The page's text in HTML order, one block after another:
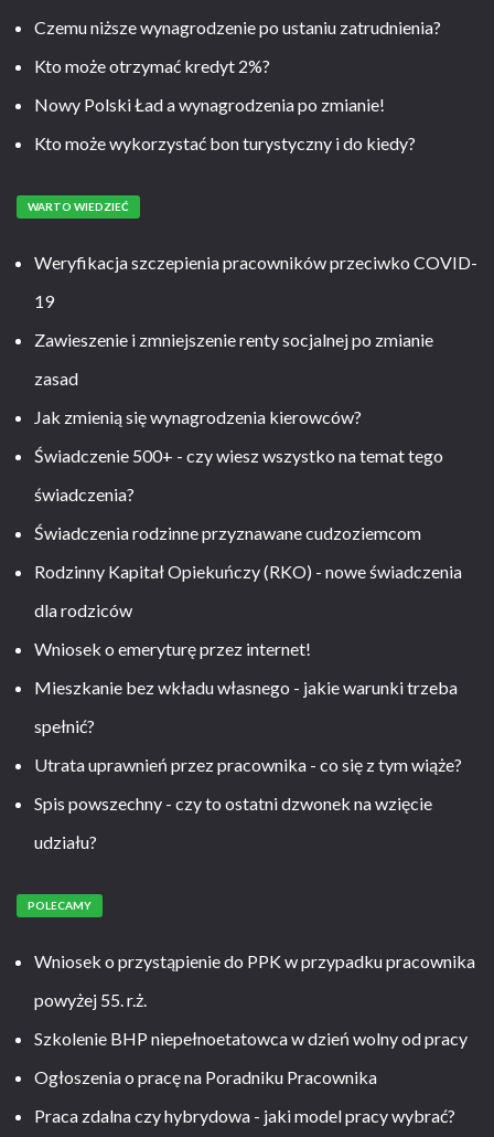
Czemu niższe wynagrodzenie po ustaniu zatrudnienia?
Kto może otrzymać kredyt 2%?
Nowy Polski Ład a wynagrodzenia po zmianie!
Kto może wykorzystać bon turystyczny i do kiedy?
WARTO WIEDZIEĆ
Weryfikacja szczepienia pracowników przeciwko COVID-
19
Zawieszenie i zmniejszenie renty socjalnej po zmianie
zasad
Jak zmienią się wynagrodzenia kierowców?
Świadczenie 500+ - czy wiesz wszystko na temat tego
świadczenia?
Świadczenia rodzinne przyznawane cudzoziemcom
Rodzinny Kapitał Opiekuńczy (RKO) - nowe świadczenia
dla rodziców
Wniosek o emeryturę przez internet!
Mieszkanie bez wkładu własnego - jakie warunki trzeba
spełnić?
Utrata uprawnień przez pracownika - co się z tym wiąże?
Spis powszechny - czy to ostatni dzwonek na wzięcie
udziału?
POLECAMY
Wniosek o przystąpienie do PPK w przypadku pracownika
powyżej 55. r.ż.
Szkolenie BHP niepełnoetatowca w dzień wolny od pracy
Ogłoszenia o pracę na Poradniku Pracownika
Praca zdalna czy hybrydowa - jaki model pracy wybrać?